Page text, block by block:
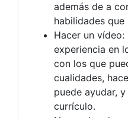
además de a
habilidades que
Hacer un vídeo:
experiencia en
con los que
cualidades,
puede ayudar,
currículo.